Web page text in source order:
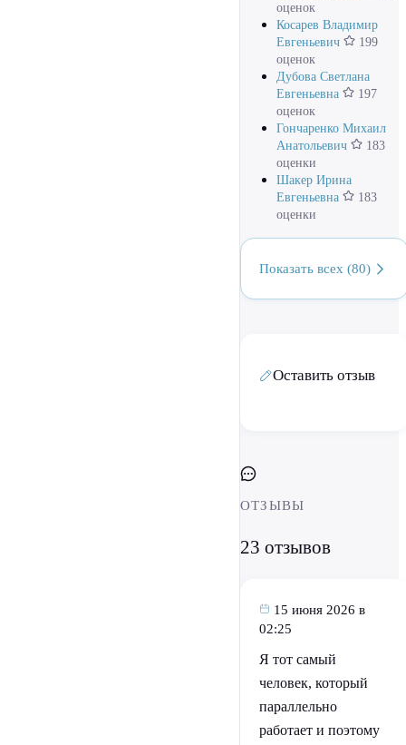
оценок
Косарев Владимир
Евгеньевич
199
оценок
Дубова Светлана
Евгеньевна
197
оценок
Гончаренко Михаил
Анатольевич
183
оценки
Шакер Ирина
Евгеньевна
183
оценки
Показать всех (80)
Оставить отзыв
ОТЗЫВЫ
23 отзывов
15 июня 2026 в
02:25
Я тот самый
человек, который
параллельно
работает и поэтому